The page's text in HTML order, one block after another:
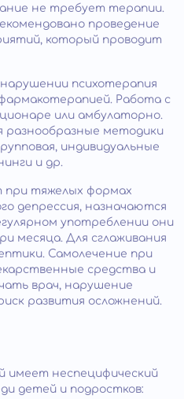
не требует терапии.
проведение
который проводит
психотерапия
Работа с
или амбулаторно.
разнообразные методики
индивидуальные
и др.
тяжелых формах
депрессия, назначаются
употреблении они
месяца. Для сглаживания
Самолечение при
средства и
врач, нарушение
развития осложнений.
имеет неспецифический
детей и подростков: